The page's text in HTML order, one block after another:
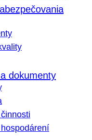
dokumenty